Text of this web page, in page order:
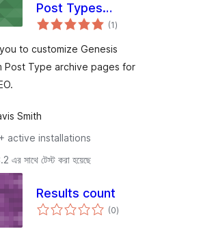
Post Types
Archives
(1total
ratings
)
to customize Genesis
Post Type archive pages for
Smith
active installations
এর সাথে টেস্ট করা হয়েছে
Results count
(0total
ratings
)